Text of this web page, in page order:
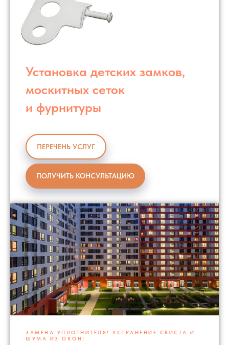
Установка детских замков,
москитных сеток
и фурнитуры
ПЕРЕЧЕНЬ УСЛУГ
ПОЛУЧИТЬ КОНСУЛЬТАЦИЮ
ЗАМЕНА УПЛОТНИТЕЛЯ! УСТРАНЕНИЕ СВИСТА И
ШУМА ИЗ ОКОН!